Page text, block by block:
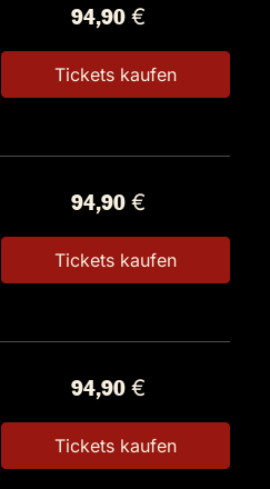
94,90 €
Tickets kaufen
94,90 €
Tickets kaufen
94,90 €
Tickets kaufen